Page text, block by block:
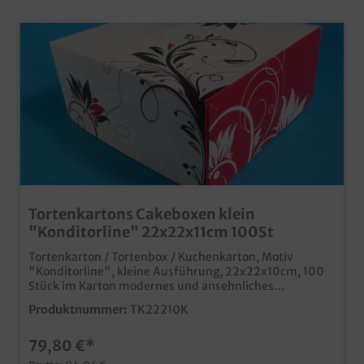
Tortenkartons Cakeboxen klein
"Konditorline" 22x22x11cm 100St
Tortenkarton / Tortenbox / Kuchenkarton, Motiv
"Konditorline", kleine Ausführung, 22x22x10cm, 100
Stück im Karton modernes und ansehnliches
Neutralmotiv "Konditorline" stabile und hochwertige
Fertigung für den anspruchsvollen Konditoreibedarf für
Berlinerkarton verwendbar Qualität "Made in
Germany" Auch mit Ihrem Unternehmensdesign
Produktnummer: TK22210K
79,80 €*